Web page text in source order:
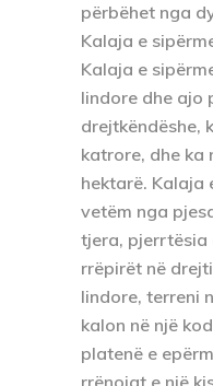
përbëhet nga
Kalaja e
Kalaja e
lindore dhe ajo
drejtkëndëshe,
katrore, dhe ka
hektarë. Kalaja
vetëm nga
tjera, pjerrtësia
rrëpirët në
lindore, terreni
kalon në një
platenë e
rrënojat e një